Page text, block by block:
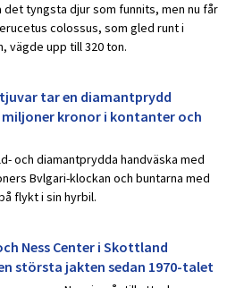
det tyngsta djur som funnits, men nu får
colossus, som gled runt i
vägde upp till 320 ton.
tar en diamantprydd
miljoner kronor i kontanter och
och diamantprydda handväska med
Bvlgari-klockan och buntarna med
flykt i sin hyrbil.
Ness Center i Skottland
största jakten sedan 1970-talet